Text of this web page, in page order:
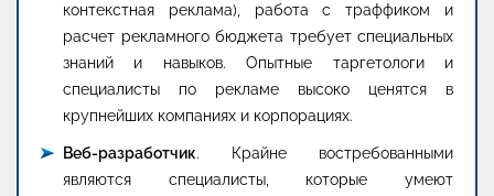
контекстная реклама), работа с траффиком и
расчет рекламного бюджета требует специальных
знаний и навыков. Опытные таргетологи и
специалисты по рекламе высоко ценятся в
крупнейших компаниях и корпорациях.
Веб-разработчик. Крайне востребованными
являются специалисты, которые умеют